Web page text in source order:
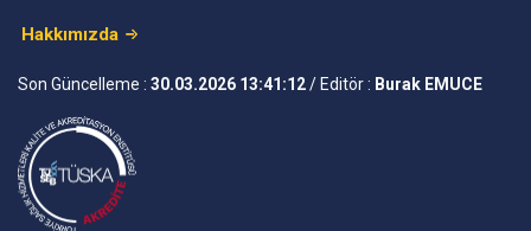
Hakkımızda
Son Güncelleme : 30.03.2026 13:41:12/ Editör : Burak EMUCE